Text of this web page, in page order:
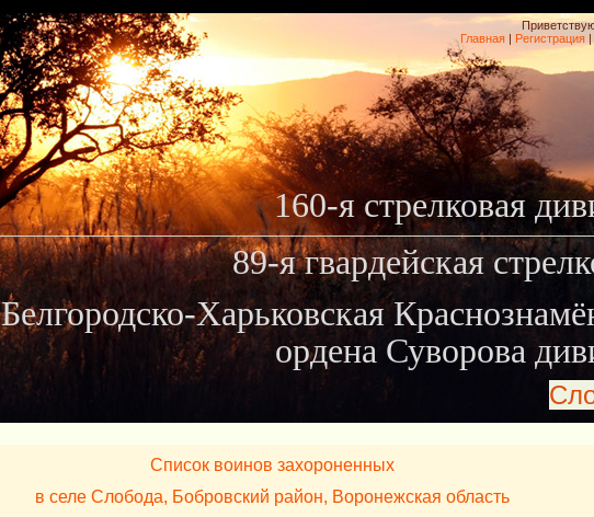
Главная | Регистрация |
160-я стрелковая
89-я гвардейская
Белгородско-Харьковская
ордена Суворова
Список воинов захороненных
в селе Слобода, Бобровский район, Воронежская область